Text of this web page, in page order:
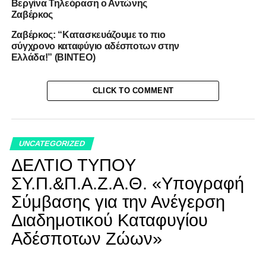
Βεργίνα Τηλεόραση ο Αντώνης
Ζαβέρκος
Ζαβέρκος: “Κατασκευάζουμε το πιο
σύγχρονο καταφύγιο αδέσποτων στην
Ελλάδα!” (ΒΙΝΤΕΟ)
CLICK TO COMMENT
UNCATEGORIZED
ΔΕΛΤΙΟ ΤΥΠΟΥ
ΣΥ.Π.&Π.Α.Ζ.Α.Θ. «Υπογραφή
Σύμβασης για την Ανέγερση
Διαδημοτικού Καταφυγίου
Αδέσποτων Ζώων»